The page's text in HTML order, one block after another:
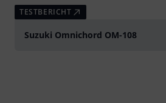
TESTBERICHT
Suzuki Omnichord OM-108